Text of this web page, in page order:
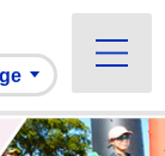
ホームページ